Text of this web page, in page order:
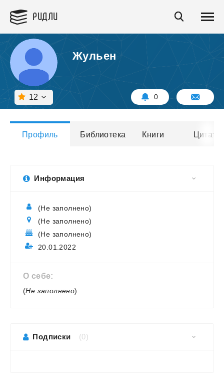
РИДЛИ
Жульен
12 0
Профиль Библиотека Книги Цитаты
Информация
(Не заполнено)
(Не заполнено)
(Не заполнено)
20.01.2022
О себе:
(Не заполнено)
Подписки (0)